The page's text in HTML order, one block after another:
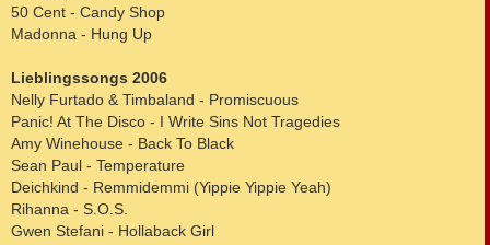
50 Cent - Candy Shop
Madonna - Hung Up
Lieblingssongs 2006
Nelly Furtado & Timbaland - Promiscuous
Panic! At The Disco - I Write Sins Not Tragedies
Amy Winehouse - Back To Black
Sean Paul - Temperature
Deichkind - Remmidemmi (Yippie Yippie Yeah)
Rihanna - S.O.S.
Gwen Stefani - Hollaback Girl